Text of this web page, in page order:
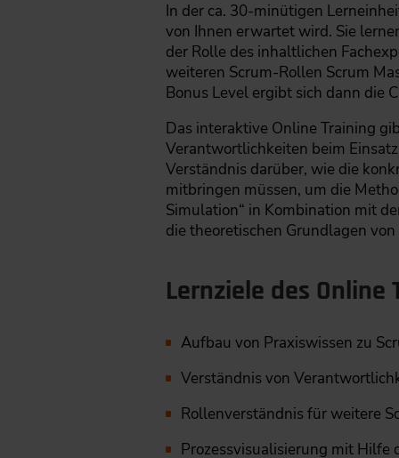
In der ca. 30-minütigen
von Ihnen erwartet wird. Sie
der Rolle des inhaltlichen
weiteren Scrum-Rollen Scrum
Bonus Level ergibt sich dann die
Das interaktive Online Training
Verantwortlichkeiten beim
Verständnis darüber, wie die
mitbringen müssen, um die
Simulation“ in Kombination mit
die theoretischen Grundlagen
Lernziele des Online
Aufbau von Praxiswissen zu
Verständnis von
Rollenverständnis für weitere
Prozessvisualisierung mit Hilfe